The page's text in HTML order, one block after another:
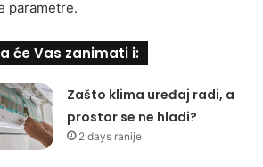
parametre.
će Vas zanimati i:
Zašto klima uređaj radi, a
prostor se ne hladi?
2 days ranije